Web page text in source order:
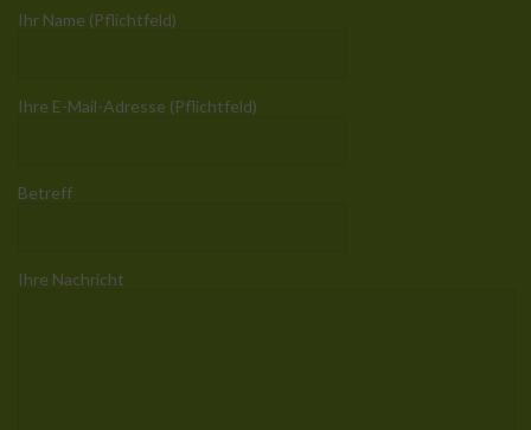
Ihr Name (Pflichtfeld)
Ihre E-Mail-Adresse (Pflichtfeld)
Betreff
Ihre Nachricht